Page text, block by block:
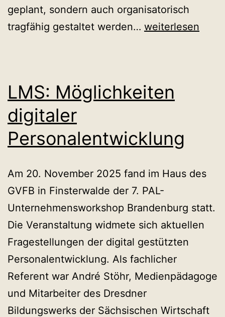
geplant, sondern auch organisatorisch
tragfähig gestaltet werden… weiterlesen
LMS: Möglichkeiten
digitaler
Personalentwicklung
Am 20. November 2025 fand im Haus des
GVFB in Finsterwalde der 7. PAL-
Unternehmensworkshop Brandenburg statt.
Die Veranstaltung widmete sich aktuellen
Fragestellungen der digital gestützten
Personalentwicklung. Als fachlicher
Referent war André Stöhr, Medienpädagoge
und Mitarbeiter des Dresdner
Bildungswerks der Sächsischen Wirtschaft